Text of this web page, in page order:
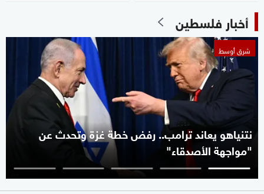
أخبار فلسطين
شرق أوسط
نتنياهو يعاند ترامب.. رفض خطة غزة وتحدث عن
"مواجهة الأصدقاء"